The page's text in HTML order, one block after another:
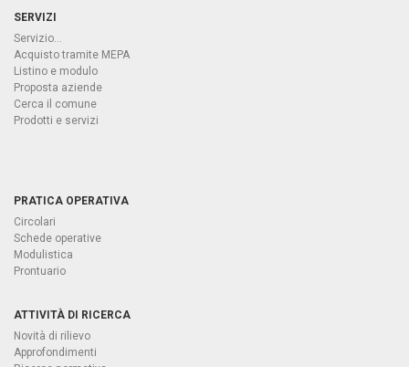
SERVIZI
Servizio...
Acquisto tramite MEPA
Listino e modulo
Proposta aziende
Cerca il comune
Prodotti e servizi
PRATICA OPERATIVA
Circolari
Schede operative
Modulistica
Prontuario
ATTIVITÀ DI RICERCA
Novità di rilievo
Approfondimenti